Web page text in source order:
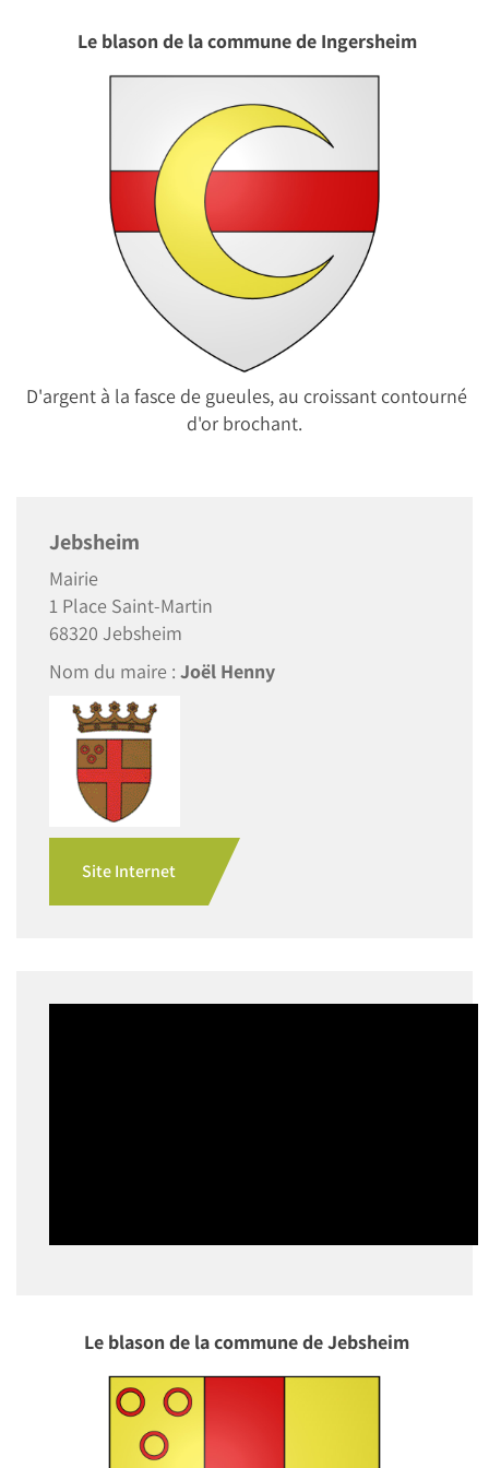
Le blason de la commune de Ingersheim
D'argent à la fasce de gueules, au croissant contourné
d'or brochant.
Jebsheim
Mairie
1 Place Saint-Martin
68320 Jebsheim
Nom du maire : Joël Henny
Site Internet
Le blason de la commune de Jebsheim